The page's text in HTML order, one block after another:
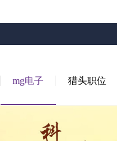
mg电子 猎头职位